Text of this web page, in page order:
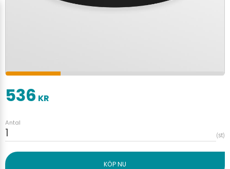
536 KR
Antal
st